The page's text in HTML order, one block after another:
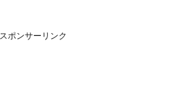
スポンサーリンク